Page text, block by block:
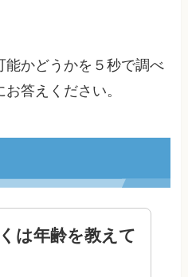
能かどうかを５秒で調べ
答えください。
は年齢を教えて